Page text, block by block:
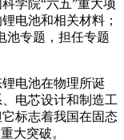
学院“六五”重大项
电池和相关材料；
池专题，担任专题
电池在物理所诞
电芯设计和制造工
标志着我国在固态
大突破。